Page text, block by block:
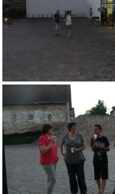
P1070663-grand
P1070660-